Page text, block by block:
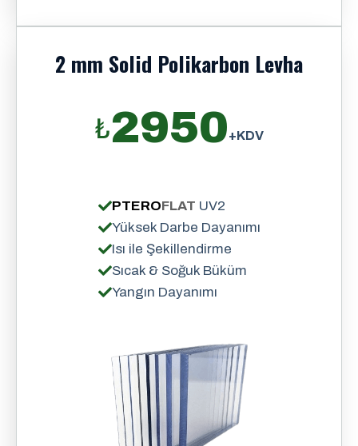
2 mm Solid Polikarbon Levha
₺2950+KDV
PTEROFLAT UV2
Yüksek Darbe Dayanımı
Isı ile Şekillendirme
Sıcak & Soğuk Büküm
Yangın Dayanımı